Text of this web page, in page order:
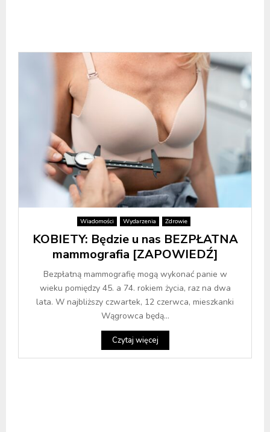
Wiadomości Wydarzenia Zdrowie
KOBIETY: Będzie u nas BEZPŁATNA
mammografia [ZAPOWIEDŹ]
Bezpłatną mammografię mogą wykonać panie w
wieku pomiędzy 45. a 74. rokiem życia, raz na dwa
lata. W najbliższy czwartek, 12 czerwca, mieszkanki
Wągrowca będą...
Czytaj więcej